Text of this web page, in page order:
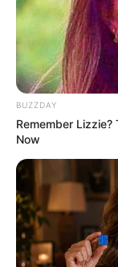
เ
LEGAL
นโยบายคุกกี้
นโยบายการคุ้มค
ติดต่อเรา
เกี่ยวกับเอ็มไทย
TOP
เว็บไซต์นี้ใช้คุกกี้
เพื่อการนำเสนอเนื้อห
ไม่มีการปรับตั้งค่าใดๆ
บุคคลของเรา
ยอมรับ เรียน
BUZZDAY
Remember Lizzie?
Now